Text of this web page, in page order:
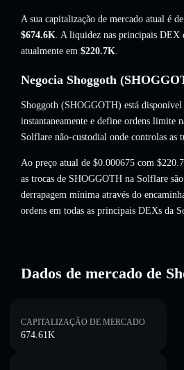
A sua capitalização de mercado atual é
$674.6K. A liquidez nas principais DEX
atualmente em $220.7K.
Negocia Shoggoth
Shoggoth (SHOGGOTH) está
instantaneamente e define ordens limite
Solflare não-custodial onde controlas as
Ao preço atual de $0.000675 com
as trocas de SHOGGOTH na Solflare
derrapagem mínima através do
ordens em todas as principais DEXs da
Dados de mercado de
CAPITALIZAÇÃO DE MERCADO
674.61K